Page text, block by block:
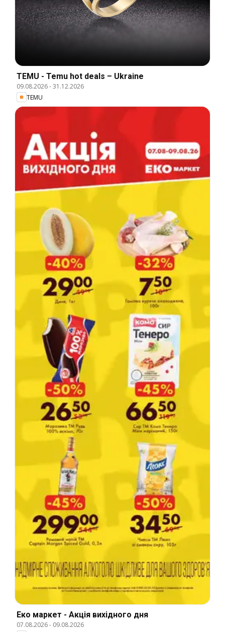
TEMU - Temu hot deals – Ukraine
09.08.2026-31.12.2026
TEMU
Еко маркет - Акція вихідного дня
07.08.2026- 09.08.2026